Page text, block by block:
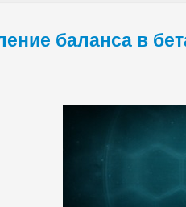
баланса в